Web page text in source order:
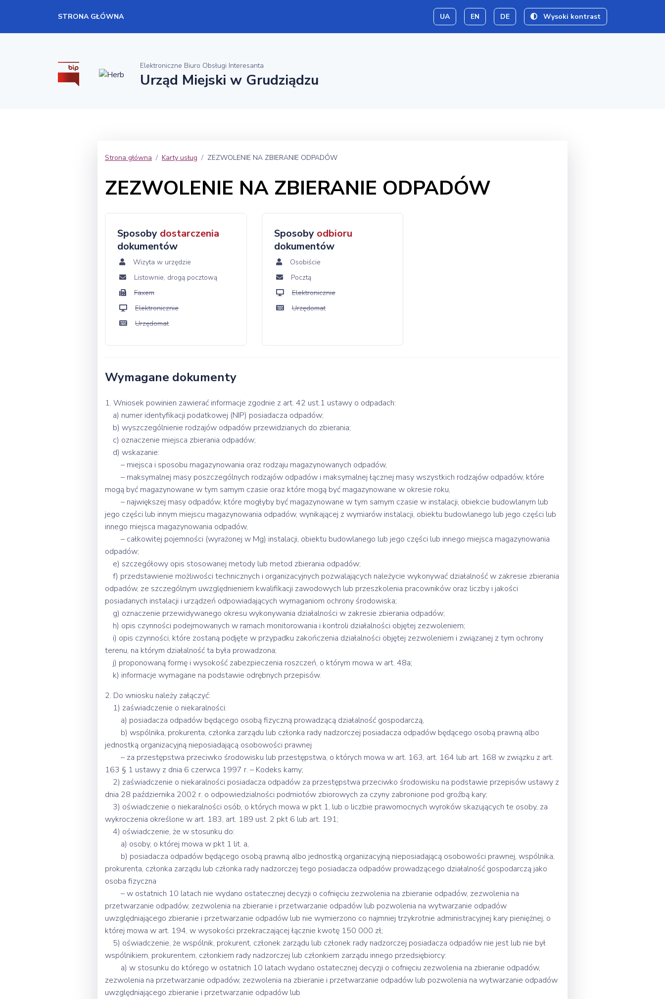
STRONA GŁÓWNA UA EN DE Wysoki kontrast
Elektroniczne Biuro Obsługi Interesanta
Urząd Miejski w Grudziądzu
Strona główna Karty usług ZEZWOLENIE NA ZBIERANIE ODPADÓW
ZEZWOLENIE NA ZBIERANIE ODPADÓW
Sposoby dostarczenia
dokumentów
Wizyta w urzędzie
Listownie, drogą pocztową
Faxem
Elektronicznie
Urzędomat
Sposoby odbioru
dokumentów
Osobiście
Pocztą
Elektronicznie
Urzędomat
Wymagane dokumenty
1. Wniosek powinien zawierać informacje zgodnie z art. 42 ust.1 ustawy o odpadach:
a) numer identyfikacji podatkowej (NIP) posiadacza odpadów;
b) wyszczególnienie rodzajów odpadów przewidzianych do zbierania;
c) oznaczenie miejsca zbierania odpadów;
d) wskazanie:
– miejsca i sposobu magazynowania oraz rodzaju magazynowanych odpadów,
– maksymalnej masy poszczególnych rodzajów odpadów i maksymalnej łącznej masy wszystkich rodzajów odpadów, które
mogą być magazynowane w tym samym czasie oraz które mogą być magazynowane w okresie roku,
– największej masy odpadów, które mogłyby być magazynowane w tym samym czasie w instalacji, obiekcie budowlanym lub
jego części lub innym miejscu magazynowania odpadów, wynikającej z wymiarów instalacji, obiektu budowlanego lub jego części lub
innego miejsca magazynowania odpadów,
– całkowitej pojemności (wyrażonej w Mg) instalacji, obiektu budowlanego lub jego części lub innego miejsca magazynowania
odpadów;
e) szczegółowy opis stosowanej metody lub metod zbierania odpadów;
f) przedstawienie możliwości technicznych i organizacyjnych pozwalających należycie wykonywać działalność w zakresie zbierania
odpadów, ze szczególnym uwzględnieniem kwalifikacji zawodowych lub przeszkolenia pracowników oraz liczby i jakości
posiadanych instalacji i urządzeń odpowiadających wymaganiom ochrony środowiska;
g) oznaczenie przewidywanego okresu wykonywania działalności w zakresie zbierania odpadów;
h) opis czynności podejmowanych w ramach monitorowania i kontroli działalności objętej zezwoleniem;
i) opis czynności, które zostaną podjęte w przypadku zakończenia działalności objętej zezwoleniem i związanej z tym ochrony
terenu, na którym działalność ta była prowadzona;
j) proponowaną formę i wysokość zabezpieczenia roszczeń, o którym mowa w art. 48a;
k) informacje wymagane na podstawie odrębnych przepisów.
2. Do wniosku należy załączyć:
1) zaświadczenie o niekaralności:
a) posiadacza odpadów będącego osobą fizyczną prowadzącą działalność gospodarczą,
b) wspólnika, prokurenta, członka zarządu lub członka rady nadzorczej posiadacza odpadów będącego osobą prawną albo
jednostką organizacyjną nieposiadającą osobowości prawnej
– za przestępstwa przeciwko środowisku lub przestępstwa, o których mowa w art. 163, art. 164 lub art. 168 w związku z art.
163 § 1 ustawy z dnia 6 czerwca 1997 r. – Kodeks karny;
2) zaświadczenie o niekaralności posiadacza odpadów za przestępstwa przeciwko środowisku na podstawie przepisów ustawy z
dnia 28 października 2002 r. o odpowiedzialności podmiotów zbiorowych za czyny zabronione pod groźbą kary;
3) oświadczenie o niekaralności osób, o których mowa w pkt 1, lub o liczbie prawomocnych wyroków skazujących te osoby, za
wykroczenia określone w art. 183, art. 189 ust. 2 pkt 6 lub art. 191;
4) oświadczenie, że w stosunku do:
a) osoby, o której mowa w pkt 1 lit. a,
b) posiadacza odpadów będącego osobą prawną albo jednostką organizacyjną nieposiadającą osobowości prawnej, wspólnika,
prokurenta, członka zarządu lub członka rady nadzorczej tego posiadacza odpadów prowadzącego działalność gospodarczą jako
osoba fizyczna
– w ostatnich 10 latach nie wydano ostatecznej decyzji o cofnięciu zezwolenia na zbieranie odpadów, zezwolenia na
przetwarzanie odpadów, zezwolenia na zbieranie i przetwarzanie odpadów lub pozwolenia na wytwarzanie odpadów
uwzględniającego zbieranie i przetwarzanie odpadów lub nie wymierzono co najmniej trzykrotnie administracyjnej kary pieniężnej, o
której mowa w art. 194, w wysokości przekraczającej łącznie kwotę 150 000 zł;
5) oświadczenie, że wspólnik, prokurent, członek zarządu lub członek rady nadzorczej posiadacza odpadów nie jest lub nie był
wspólnikiem, prokurentem, członkiem rady nadzorczej lub członkiem zarządu innego przedsiębiorcy:
a) w stosunku do którego w ostatnich 10 latach wydano ostatecznej decyzji o cofnięciu zezwolenia na zbieranie odpadów,
zezwolenia na przetwarzanie odpadów, zezwolenia na zbieranie i przetwarzanie odpadów lub pozwolenia na wytwarzanie odpadów
uwzględniającego zbieranie i przetwarzanie odpadów lub